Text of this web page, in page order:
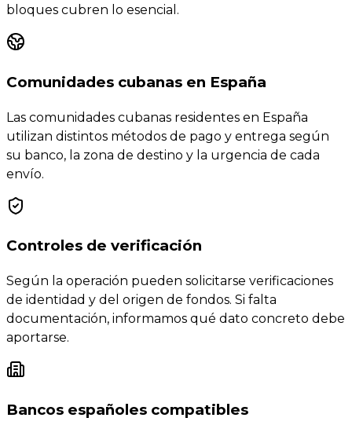
bloques cubren lo esencial.
Comunidades cubanas en España
Las comunidades cubanas residentes en España
utilizan distintos métodos de pago y entrega según
su banco, la zona de destino y la urgencia de cada
envío.
Controles de verificación
Según la operación pueden solicitarse verificaciones
de identidad y del origen de fondos. Si falta
documentación, informamos qué dato concreto debe
aportarse.
Bancos españoles compatibles